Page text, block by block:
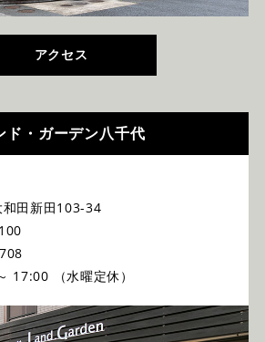
アクセス
ド・ガーデン八千代
田新田103-34
（水曜定休）